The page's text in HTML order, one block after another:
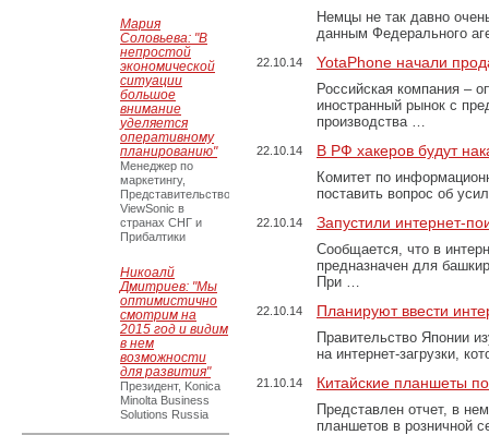
Немцы не так давно
данным Федерального
22.10.14 YotaPhone начали
Российская компания –
иностранный рынок с
производства …
22.10.14 В РФ хакеров будут
Комитет по
поставить вопрос об
22.10.14 Запустили интернет-
Сообщается, что в
предназначен для
При …
22.10.14 Планируют ввести
Правительство Японии
на интернет-загрузки,
21.10.14 Китайские планшеты
Представлен отчет, в
планшетов в розничной
Мария
Соловьева: "В
непростой
экономической
ситуации
большое
внимание
уделяется
оперативному
планированию"
Менеджер по
маркетингу,
Представительство
ViewSonic в
странах СНГ и
Прибалтики
Никоалй
Дмитриев: "Мы
оптимистично
смотрим на
2015 год и видим
в нем
возможности
для развития"
Президент, Konica
Minolta Business
Solutions Russia